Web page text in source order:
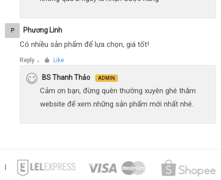
P Phương Linh
Có nhiều sản phẩm để lựa chọn, giá tốt!
Reply ● Like
BS Thanh Thảo ADMIN
Cảm ơn bạn, đừng quên thường xuyên ghé thăm
website để xem những sản phẩm mới nhất nhé.